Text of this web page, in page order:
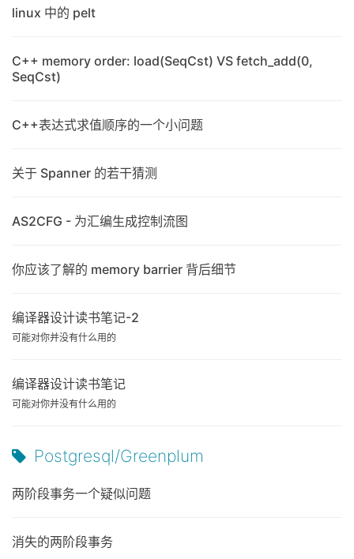
linux 中的 pelt
C++ memory order: load(SeqCst) VS fetch_add(0,
SeqCst)
C++表达式求值顺序的一个小问题
关于 Spanner 的若干猜测
AS2CFG - 为汇编生成控制流图
你应该了解的 memory barrier 背后细节
编译器设计读书笔记-2
可能对你并没有什么用的
编译器设计读书笔记
可能对你并没有什么用的
Postgresql/Greenplum
两阶段事务一个疑似问题
消失的两阶段事务